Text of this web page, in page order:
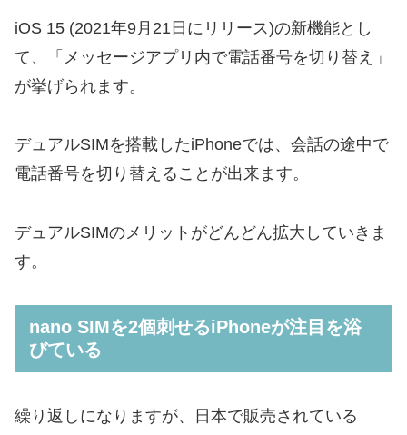
iOS 15 (2021年9月21日にリリース)の新機能とし
て、「メッセージアプリ内で電話番号を切り替え」
が挙げられます。
デュアルSIMを搭載したiPhoneでは、会話の途中で
電話番号を切り替えることが出来ます。
デュアルSIMのメリットがどんどん拡大していきま
す。
nano SIMを2個刺せるiPhoneが注目を浴
びている
繰り返しになりますが、日本で販売されている